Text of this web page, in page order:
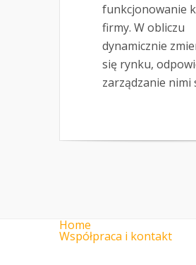
funkcjonowanie
firmy. W obliczu
dynamicznie
się rynku,
zarządzanie nimi
Home
Współpraca i kontakt